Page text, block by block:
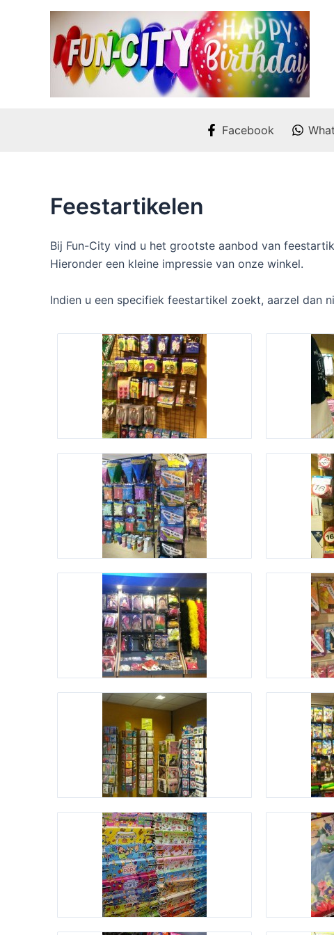
Facebook
Feestartikelen
Bij Fun-City vind u het grootste aanbod van
Hieronder een kleine impressie van onze winkel.
Indien u een specifiek feestartikel zoekt, aarzel dan